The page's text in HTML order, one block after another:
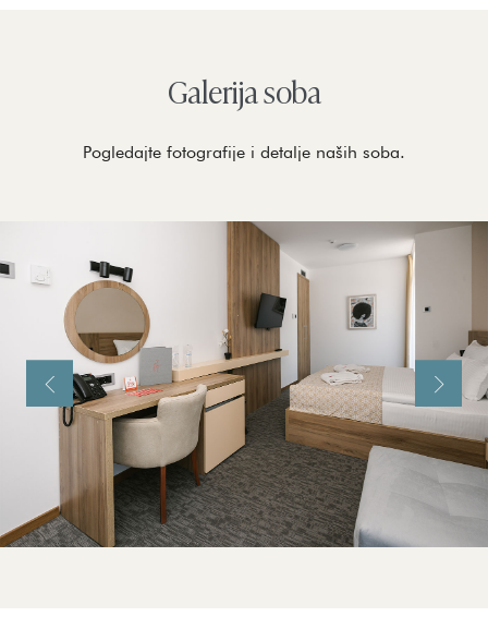
Galerija soba
Pogledajte fotografije i detalje naših soba.